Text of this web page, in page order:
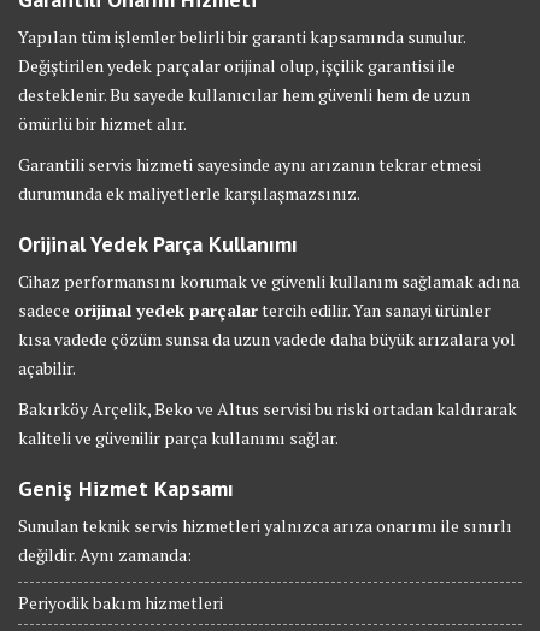
Yapılan tüm işlemler belirli bir garanti kapsamında sunulur.
Değiştirilen yedek parçalar orijinal olup, işçilik garantisi ile
desteklenir. Bu sayede kullanıcılar hem güvenli hem de uzun
ömürlü bir hizmet alır.
Garantili servis hizmeti sayesinde aynı arızanın tekrar etmesi
durumunda ek maliyetlerle karşılaşmazsınız.
Orijinal Yedek Parça Kullanımı
Cihaz performansını korumak ve güvenli kullanım sağlamak adına
sadece orijinal yedek parçalartercih edilir. Yan sanayi ürünler
kısa vadede çözüm sunsa da uzun vadede daha büyük arızalara yol
açabilir.
Bakırköy Arçelik, Beko ve Altus servisi bu riski ortadan kaldırarak
kaliteli ve güvenilir parça kullanımı sağlar.
Geniş Hizmet Kapsamı
Sunulan teknik servis hizmetleri yalnızca arıza onarımı ile sınırlı
değildir. Aynı zamanda:
Periyodik bakım hizmetleri